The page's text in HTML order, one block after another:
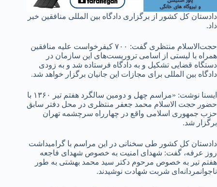
دادستان کل کشور از برگزاری دادگاه بین المللی منافقین خبر
داد.
حجت‌الاسلام منتظری گفت: ۷۰۰ کیفرخواست علیه منافقین
همراه با لیستی از اسامی تروریست‌های این سازمان در
دستگاه قضایی تشکیل و به دادگاه فرستاده شد و به زودی
دادگاه بین المللی برای مجازات این جانیان برگزار خواهد شد.
ایسنا نوشت: «مراسم چهل و دومین سالگرد هفتم تیر ۱۳۶۰ با
حضور حجت الاسلام محمد جعفر منتظری در محل دفتر سابق
حزب جمهوری اسلامی واقع در چهارراه سرچشمه تهران
برگزار شد.
دادستان کل کشور طی سخنانی در این مراسم با گرامیداشت
روز عرفه، گفت: شهدای امنیت به خصوص شهدای فاجعه
هفتم تیر به خصوص مرحوم دکتر سید محمد بهشتی به طور
ناجوانمردانه‌ای شربت شهادت نوشیدند.